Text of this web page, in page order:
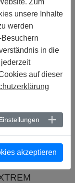
UND
WIE
VON
IN
unsere Inhalte
werden
in die
auf dieser
akzeptieren